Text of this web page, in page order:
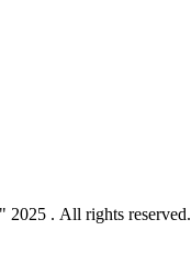
. All rights reserved.